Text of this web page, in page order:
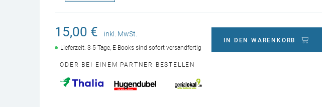
15,00 € inkl. MwSt.
Lieferzeit: 3-5 Tage, E-Books sind sofort versandfertig
IN DEN WARENKORB
ODER BEI EINEM PARTNER BESTELLEN